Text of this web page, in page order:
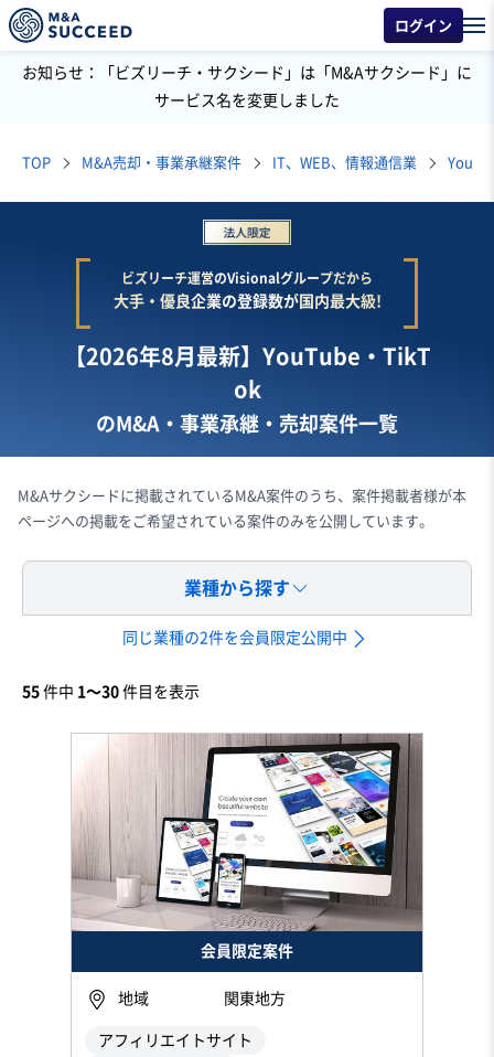
ログイン
お知らせ：「ビズリーチ・サクシード」は「M&Aサクシード」に
サービス名を変更しました
TOP M&A売却・事業承継案件 IT、WEB、情報通信業
ビズリーチ運営のVisionalグループだから
大手・優良企業の登録数が国内最大級!
【2026年8月最新】YouTube・TikT
ok
のM&A・事業承継・売却案件一覧
M&Aサクシードに掲載されているM&A案件のうち、案件掲載者様が本
ページへの掲載をご希望されている案件のみを公開しています。
業種から探す
同じ業種の2件を会員限定公開中
55 件中 1〜30 件目を表示
会員限定案件
地域 関東地方
アフィリエイトサイト